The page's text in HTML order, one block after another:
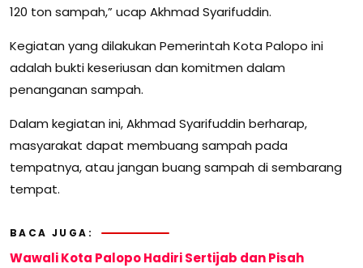
120 ton sampah,” ucap Akhmad Syarifuddin.
Kegiatan yang dilakukan Pemerintah Kota Palopo ini
adalah bukti keseriusan dan komitmen dalam
penanganan sampah.
Dalam kegiatan ini, Akhmad Syarifuddin berharap,
masyarakat dapat membuang sampah pada
tempatnya, atau jangan buang sampah di sembarang
tempat.
BACA JUGA:
Wawali Kota Palopo Hadiri Sertijab dan Pisah